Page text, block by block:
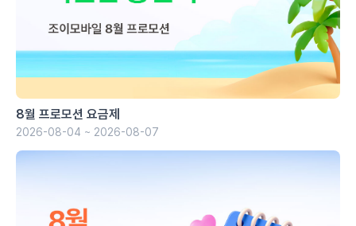
8월 프로모션 요금제
2026-08-04 ~ 2026-08-07